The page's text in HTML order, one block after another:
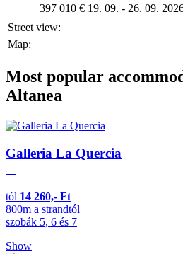
397 010 € 19. 09. - 26. 09.
Street view:
Map:
Most popular
Altanea
Galleria La Quercia
tól 14 260,- Ft
800m a strandtól
szobák 5, 6 és 7
Show